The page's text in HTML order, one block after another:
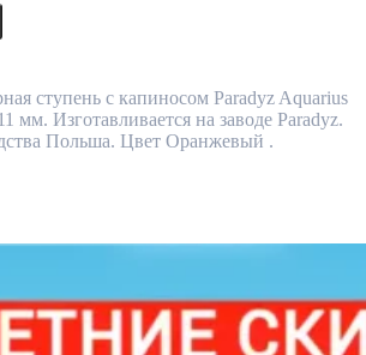
ступень с капиносом Paradyz Aquarius
мм. Изготавливается на заводе Paradyz.
Польша. Цвет Оранжевый .